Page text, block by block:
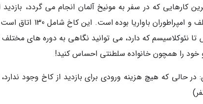
کارهایی که در سفر به مونیخ آلمان انجام می گردد،
حاکمان مختلف و
تا نئوکلاسیسم که دارد، می توانید نگاهی به دوره های مختلف
و خود را همچون خانواده سلطنتی احساس کنید!